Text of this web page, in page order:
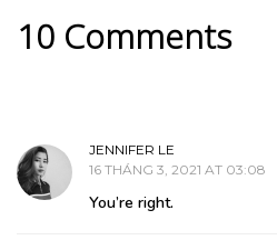
10 Comments
JENNIFER LE
16 THÁNG 3, 2021 AT 03:08
You’re right.